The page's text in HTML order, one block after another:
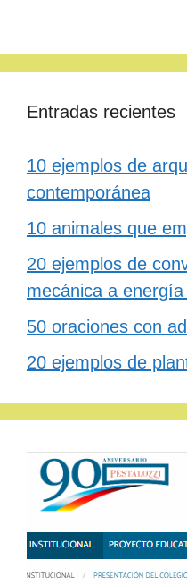
Entradas recientes
10 ejemplos de
contemporánea
10 animales que
20 ejemplos de
mecánica a
50 oraciones con
20 ejemplos de